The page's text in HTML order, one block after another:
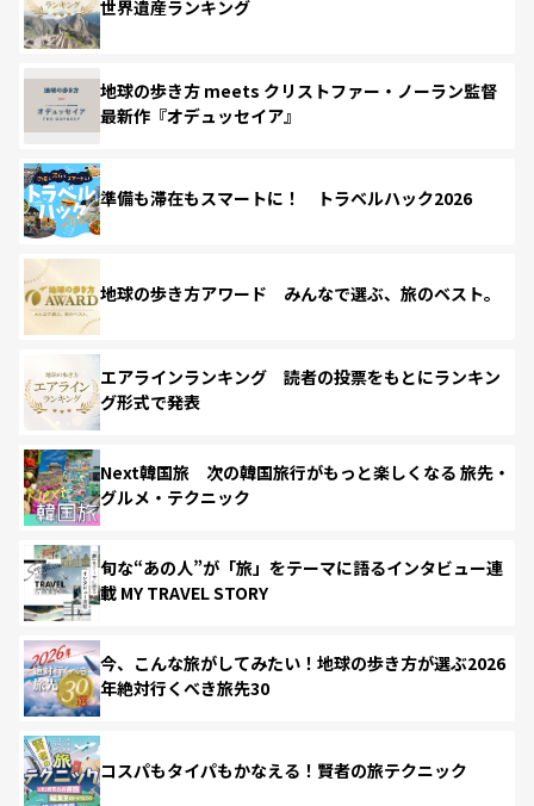
世界遺産ランキング
地球の歩き方 meets クリストファー・ノーラン監督
最新作『オデュッセイア』
準備も滞在もスマートに！ トラベルハック2026
地球の歩き方アワード みんなで選ぶ、旅のベスト。
エアラインランキング 読者の投票をもとにランキン
グ形式で発表
Next韓国旅 次の韓国旅行がもっと楽しくなる 旅先・
グルメ・テクニック
旬な“あの人”が「旅」をテーマに語るインタビュー連
載 MY TRAVEL STORY
今、こんな旅がしてみたい！地球の歩き方が選ぶ2026
年絶対行くべき旅先30
コスパもタイパもかなえる！賢者の旅テクニック